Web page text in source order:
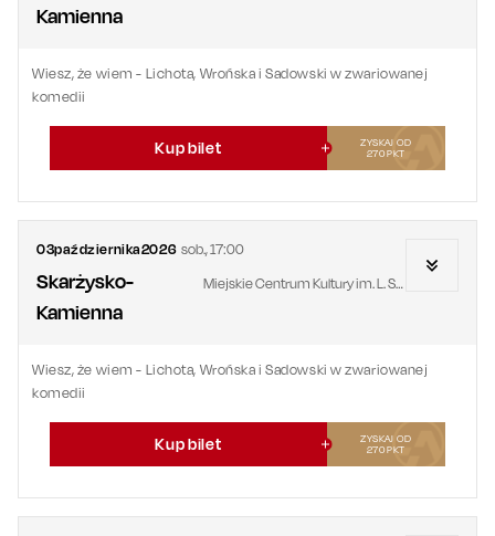
Kamienna
Wiesz, że wiem - Lichota, Wrońska i Sadowski w zwariowanej
komedii
Kup bilet
ZYSKAJ OD
270PKT
03października2026 sob.,17:00
Skarżysko-
Kamienna
Miejskie Centrum Kultury im. L. Staffa
Wiesz, że wiem - Lichota, Wrońska i Sadowski w zwariowanej
komedii
Kup bilet
ZYSKAJ OD
270PKT